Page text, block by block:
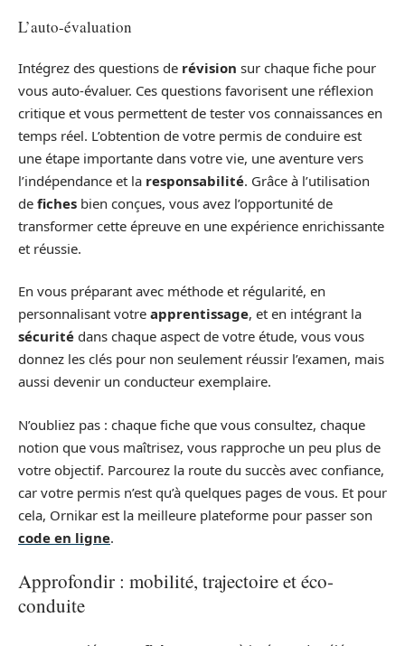
L’auto-évaluation
Intégrez des questions de révision sur chaque fiche pour
vous auto-évaluer. Ces questions favorisent une réflexion
critique et vous permettent de tester vos connaissances en
temps réel. L’obtention de votre permis de conduire est
une étape importante dans votre vie, une aventure vers
l’indépendance et la responsabilité. Grâce à l’utilisation
de fiches bien conçues, vous avez l’opportunité de
transformer cette épreuve en une expérience enrichissante
et réussie.
En vous préparant avec méthode et régularité, en
personnalisant votre apprentissage, et en intégrant la
sécurité dans chaque aspect de votre étude, vous vous
donnez les clés pour non seulement réussir l’examen, mais
aussi devenir un conducteur exemplaire.
N’oubliez pas : chaque fiche que vous consultez, chaque
notion que vous maîtrisez, vous rapproche un peu plus de
votre objectif. Parcourez la route du succès avec confiance,
car votre permis n’est qu’à quelques pages de vous. Et pour
cela, Ornikar est la meilleure plateforme pour passer son
code en ligne.
Approfondir : mobilité, trajectoire et éco-
conduite